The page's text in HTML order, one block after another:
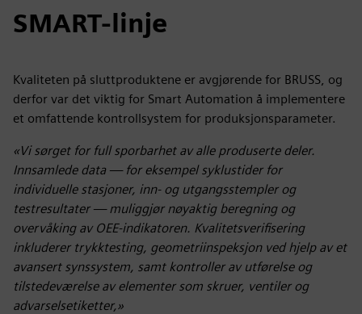
SMART-linje
Kvaliteten på sluttproduktene er avgjørende for BRUSS, og
derfor var det viktig for Smart Automation å implementere
et omfattende kontrollsystem for produksjonsparameter.
«Vi sørget for full sporbarhet av alle produserte deler.
Innsamlede data — for eksempel syklustider for
individuelle stasjoner, inn- og utgangsstempler og
testresultater — muliggjør nøyaktig beregning og
overvåking av OEE-indikatoren. Kvalitetsverifisering
inkluderer trykktesting, geometriinspeksjon ved hjelp av et
avansert synssystem, samt kontroller av utførelse og
tilstedeværelse av elementer som skruer, ventiler og
advarselsetiketter,»